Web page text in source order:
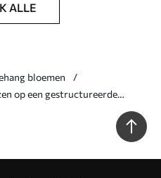
ALLE
bloemen
op een gestructureerde